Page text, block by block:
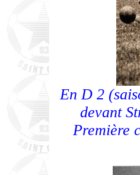
En D 2
devant
Première